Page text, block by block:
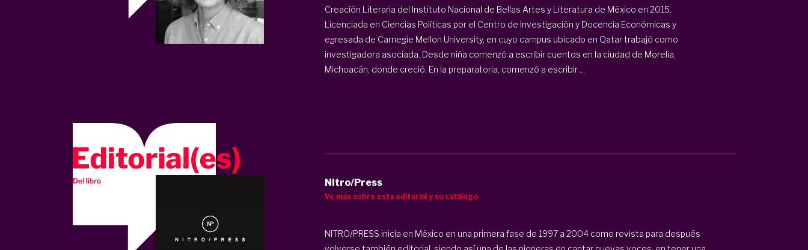
Creación Literaria del Instituto Nacional de Bellas Artes y Literatura de México en 2015.
Licenciada en Ciencias Políticas por el Centro de Investigación y Docencia Económicas y
egresada de Carnegie Mellon University, en cuyo campus ubicado en Qatar trabajó como
investigadora asociada. Desde niña comenzó a escribir cuentos en la ciudad de Morelia,
Michoacán, donde creció. En la preparatoria, comenzó a escribir ...
Nitro/Press
Ve más sobre esta editorial y su catálogo
NITRO/PRESS inicia en México en una primera fase de 1997 a 2004 como revista para después